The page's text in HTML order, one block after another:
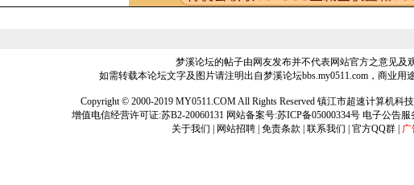
梦溪论坛的帖子由网友发布并不代表网站官方之意见及观
如需转载本论坛文字及图片请注明出自梦溪论坛bbs.my0511.com，商业用
Copyright © 2000-2019 MY0511.COM All Rights Reserved 镇江市超速计算机科
增值电信经营许可证:苏B2-20060131 网站备案号:苏ICP备05000334号 电子公告服
关于我们
网站招聘 免责条款 联系我们 官方QQ群 广